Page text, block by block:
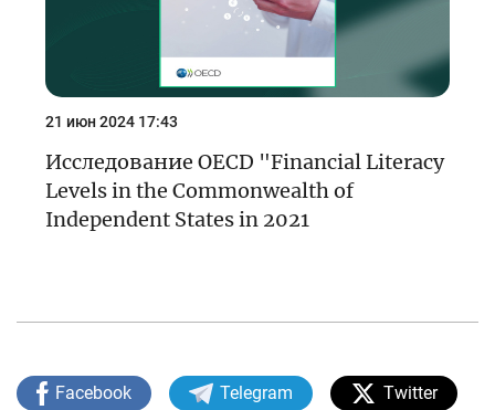
21 июн 2024 17:43
Исследование OECD "Financial Literacy
Levels in the Commonwealth of
Independent States in 2021
Facebook Telegram Twitter